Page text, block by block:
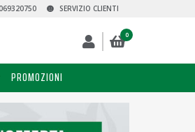
SERVIZIO CLIENTI
0
PROMOZIONI